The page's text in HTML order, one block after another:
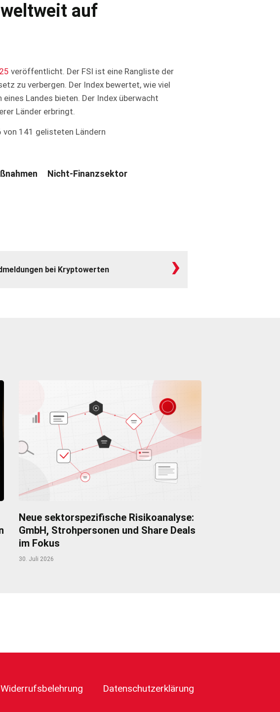
auf
veröffentlicht. Der FSI ist eine Rangliste der
zu verbergen. Der Index bewertet, wie viel
Landes bieten. Der Index überwacht
Länder erbringt.
141 gelisteten Ländern
Nicht-Finanzsektor
bei Kryptowerten ›
Neue sektorspezifische Risikoanalyse:
GmbH, Strohpersonen und Share Deals
im Fokus
30. Juli 2026
Widerrufsbelehrung Datenschutzerklärung